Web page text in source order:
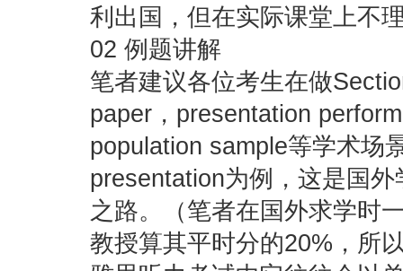
利出国，但在实际课堂上不
02 例题讲解
笔者建议各位考生在做
paper，presentation
population sample等学术场
presentation为例，这是国
之路。（笔者在国外求学时
教授算其平时分的20%，所